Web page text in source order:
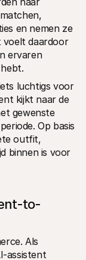
en nemen ze
voelt daardoor
ervaren
luchtigs voor
kijkt naar de
gewenste
Op basis
outfit,
binnen is voor
to-
Als
assistent